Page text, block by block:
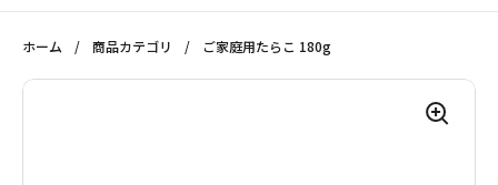
ホーム / 商品カテゴリ / ご家庭用たらこ 180g